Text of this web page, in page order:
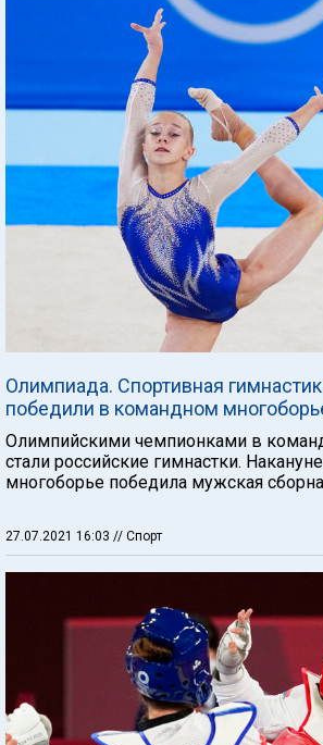
Олимпиада. Спортивная
победили в командном
Олимпийскими чемпионками в
стали российские гимнастки.
многоборье победила мужская
27.07.2021 16:03 // Спорт